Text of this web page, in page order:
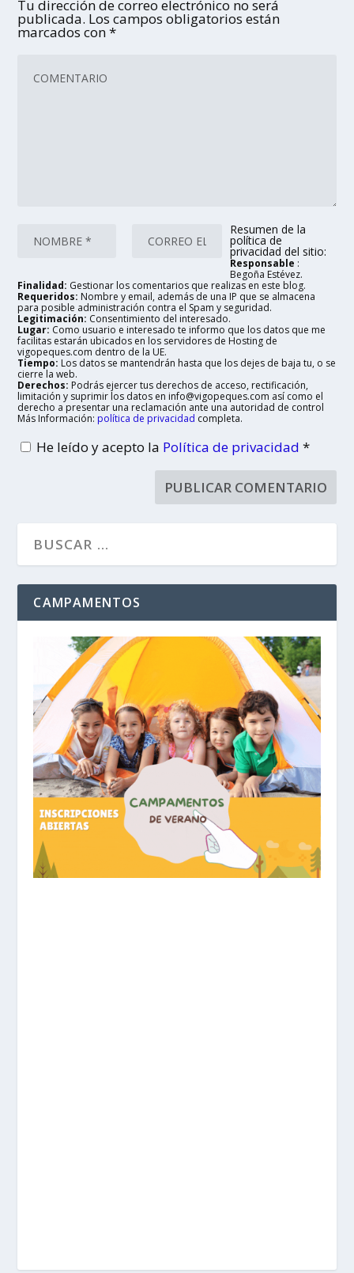
Tu dirección de correo electrónico no será
publicada. Los campos obligatorios están
marcados con*
Resumen de la
política de
privacidad del sitio:
Responsable :
Begoña Estévez.
Finalidad: Gestionar los comentarios que realizas en este blog.
Requeridos: Nombre y email, además de una IP que se almacena
para posible administración contra el Spam y seguridad.
Legitimación: Consentimiento del interesado.
Lugar: Como usuario e interesado te informo que los datos que me
facilitas estarán ubicados en los servidores de Hosting de
vigopeques.com dentro de la UE.
Tiempo: Los datos se mantendrán hasta que los dejes de baja tu, o se
cierre la web.
Derechos: Podrás ejercer tus derechos de acceso, rectificación,
limitación y suprimir los datos en info@vigopeques.com así como el
derecho a presentar una reclamación ante una autoridad de control
Más Información: política de privacidad completa.
He leído y acepto la Política de privacidad*
CAMPAMENTOS